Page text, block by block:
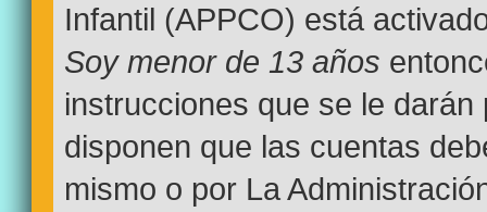
Infantil (APPCO) está
Soy menor de 13 años
instrucciones que se le
disponen que las cuentas
mismo o por La